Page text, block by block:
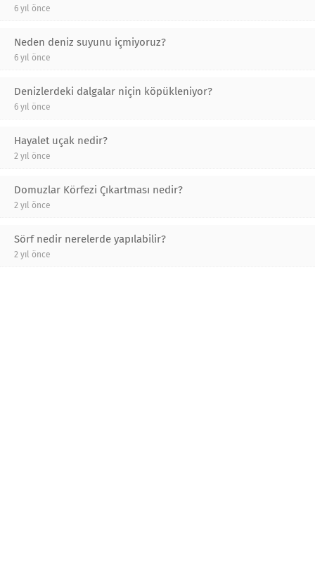
6 yıl önce
Neden deniz suyunu içmiyoruz?
6 yıl önce
Denizlerdeki dalgalar niçin köpükleniyor?
6 yıl önce
Hayalet uçak nedir?
2 yıl önce
Domuzlar Körfezi Çıkartması nedir?
2 yıl önce
Sörf nedir nerelerde yapılabilir?
2 yıl önce